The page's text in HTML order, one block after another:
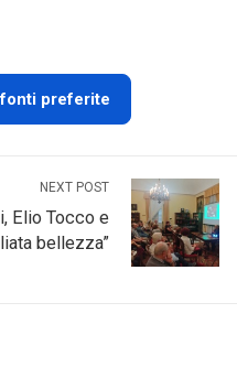
preferite
NEXT POST
Elio Tocco e
bellezza”